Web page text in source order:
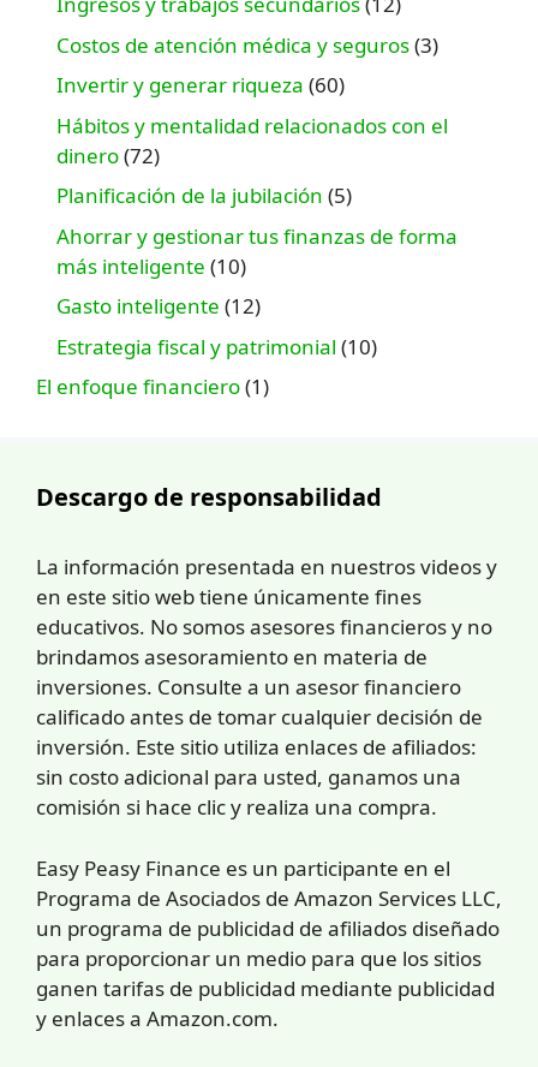
Costos de atención médica y seguros(3)
Invertir y generar riqueza (60)
Hábitos y mentalidad relacionados con el
dinero(72)
Planificación de la jubilación (5)
Ahorrar y gestionar tus finanzas de forma
más inteligente (10)
Gasto inteligente (12)
Estrategia fiscal y patrimonial (10)
El enfoque financiero(1)
Descargo de responsabilidad
La información presentada en nuestros videos y
en este sitio web tiene únicamente fines
educativos. No somos asesores financieros y no
brindamos asesoramiento en materia de
inversiones. Consulte a un asesor financiero
calificado antes de tomar cualquier decisión de
inversión. Este sitio utiliza enlaces de afiliados:
sin costo adicional para usted, ganamos una
comisión si hace clic y realiza una compra.
Easy Peasy Finance es un participante en el
Programa de Asociados de Amazon Services LLC,
un programa de publicidad de afiliados diseñado
para proporcionar un medio para que los sitios
ganen tarifas de publicidad mediante publicidad
y enlaces a Amazon.com.